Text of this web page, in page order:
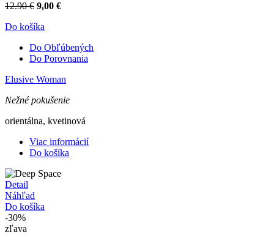
12.90 € 9,00 €
Do košíka
Do Obľúbených
Do Porovnania
Elusive Woman
Nežné pokušenie
orientálna, kvetinová
Viac informácií
Do košíka
Detail
Náhľad
Do košíka
-30%
zľava